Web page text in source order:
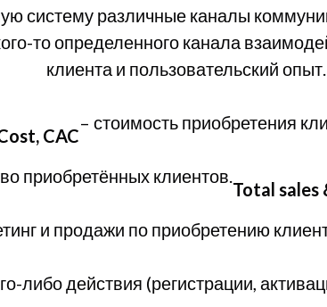
систему различные каналы
то определенного канала
клиента и пользовательский опыт.
CAC
– стоимость приобретения
приобретённых клиентов.
Total sales
и продажи по приобретению
либо действия (регистрации,